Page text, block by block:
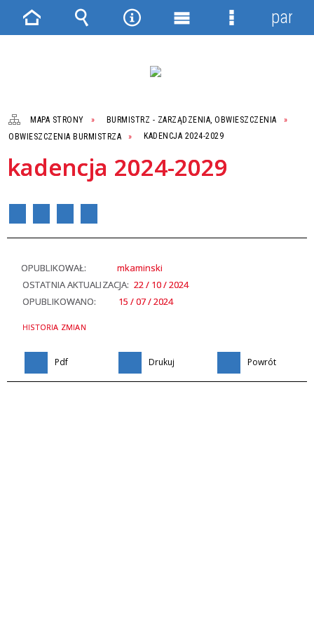
MAPA STRONY
BURMISTRZ - ZARZĄDZENIA, OBWIESZCZENIA
OBWIESZCZENIA BURMISTRZA
KADENCJA 2024-2029
kadencja 2024-2029
OPUBLIKOWAŁ:
mkaminski
OSTATNIA AKTUALIZACJA: 22 / 10 / 2024
OPUBLIKOWANO:
15 / 07 / 2024
HISTORIA ZMIAN
Pdf Drukuj Powrót
Strona Wyszukiwarka
NarzędziaMenu
Menu
panel